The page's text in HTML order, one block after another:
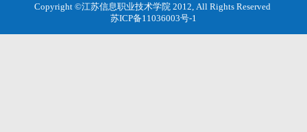
Copyright ©江苏信息职业技术学院 2012, All Rights Reserved
苏ICP备11036003号-1